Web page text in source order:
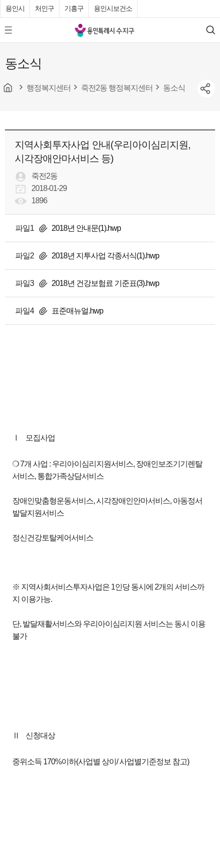
용인시 처인구 기흥구 용인시보건소
모
바
메
뉴
튼
용
인
수
청
검
색
동소식
행정복지센터 죽전2동 행정복지센터 동소식
지역사회투자사업 안내(우리아이심리지원,
시각장애안마서비스 등)
죽전2동
2018-01-29
1896
파일1 2018년 안내문(1).hwp
파일2 2018년 지투사업 각종서식(1).hwp
파일3 2018년 건강보험료 기준표(3).hwp
파일4 표준매뉴얼.hwp
Ⅰ 모집사업
❍ 7개 사업 : 우리아이심리지원서비스, 장애인보조기기렌탈
서비스, 통합가족상담서비스
장애인맞춤형운동서비스, 시각장애인안마서비스, 아동정서
발달지원서비스
정신건강토탈케어서비스
※ 지역사회서비스투자사업은 1인당 동시에 2개의 서비스까
지 이용가능.
단, 발달재활서비스와 우리아이심리지원 서비스는 동시 이용
불가
Ⅱ 신청대상
중위소득 170%이하(사업별 상이/ 사업별기준정보 참고)